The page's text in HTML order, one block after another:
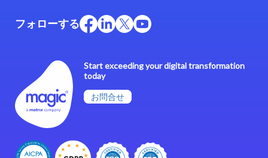
Start exceeding your digital transformation
today
お問合せ
フォローする